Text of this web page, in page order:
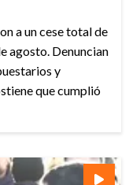
a un cese total de
agosto. Denuncian
y
que cumplió